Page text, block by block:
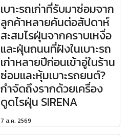
เบาะรถเก่าที่รับมาซ่อมจาก
ลูกค้าหลายคันต่อสัปดาห์
สะสมไรฝุ่นจากคราบเหงื่อ
และฝุ่นถนนที่ฝังในเบาะรถ
เก่าหลายปีก่อนเข้าอู่ในร้าน
ซ่อมและหุ้มเบาะรถยนต์?
กำจัดถึงรากด้วยเครื่อง
ดูดไรฝุ่น SIRENA
7 ส.ค. 2569